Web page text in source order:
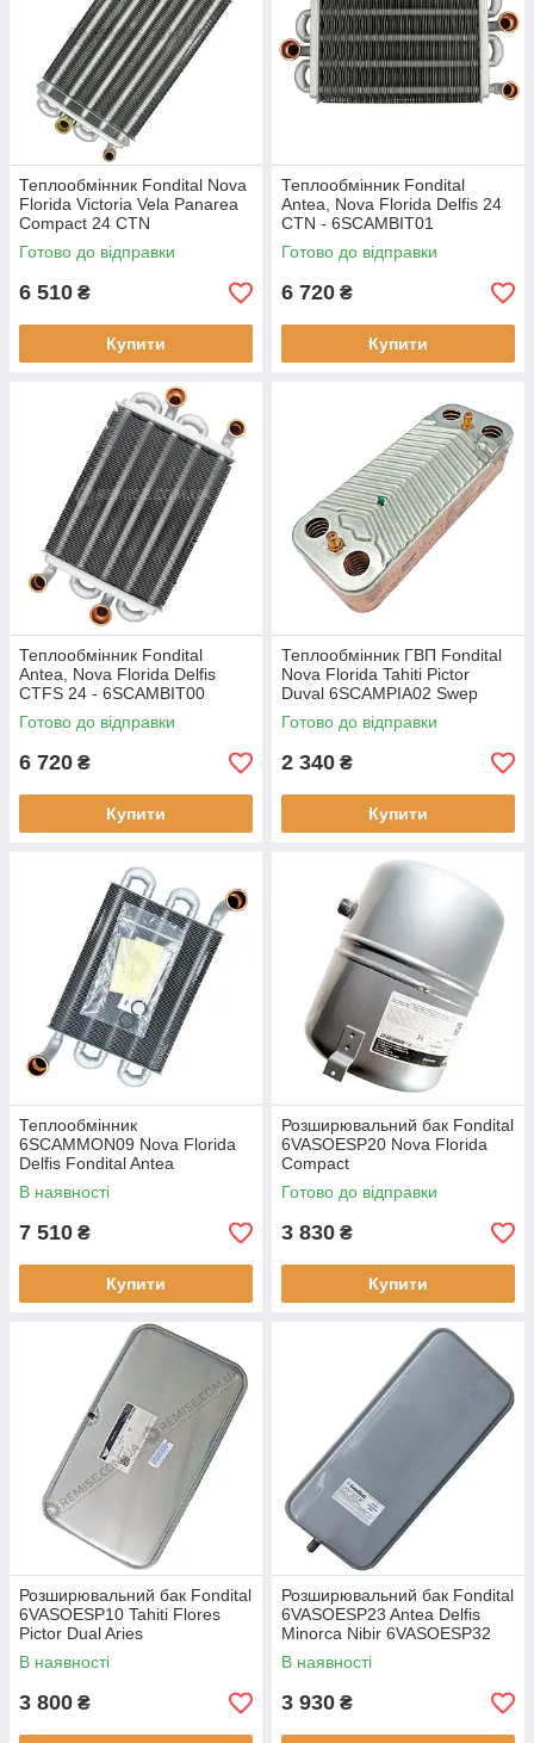
Теплообмінник Fondital Nova
Florida Victoria Vela Panarea
Compact 24 CTN
6SCAMBIM04
Готово до відправки
6 510 ₴
Купити
Теплообмінник Fondital
Antea, Nova Florida Delfis 24
CTN - 6SCAMBIT01
Готово до відправки
6 720 ₴
Купити
Теплообмінник Fondital
Antea, Nova Florida Delfis
CTFS 24 - 6SCAMBIT00
Готово до відправки
6 720 ₴
Купити
Теплообмінник ГВП Fondital
Nova Florida Tahiti Pictor
Duval 6SCAMPIA02 Swep
Готово до відправки
2 340 ₴
Купити
Теплообмінник
6SCAMMON09 Nova Florida
Delfis Fondital Antea
В наявності
7 510 ₴
Купити
Розширювальний бак Fondital
6VASOESP20 Nova Florida
Compact
Готово до відправки
3 830 ₴
Купити
Розширювальний бак Fondital
6VASOESP10 Tahiti Flores
Pictor Dual Aries
В наявності
3 800 ₴
Розширювальний бак Fondital
6VASOESP23 Antea Delfis
Minorca Nibir 6VASOESP32
В наявності
3 930 ₴